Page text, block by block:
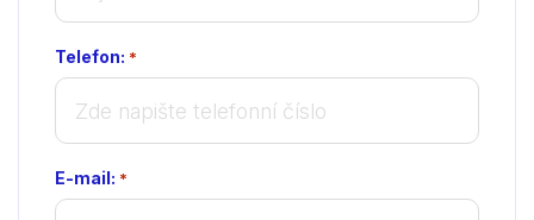
Telefon: *
E-mail: *